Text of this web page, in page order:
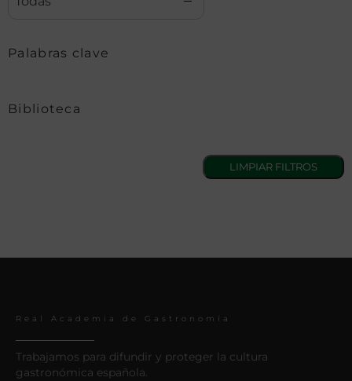
Palabras clave
Biblioteca
Real Academia de Gastronomía
Trabajamos para difundir y proteger la cultura
gastronómica española.